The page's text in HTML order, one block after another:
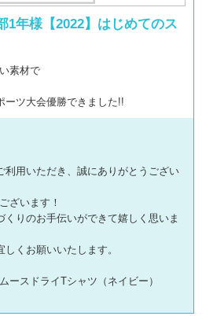
1年様【2022】はじめてのス
素材で
ーツ大会優勝できました!!
利用いただき、誠にありがとうござい
ざいます！
りのお手伝いができて嬉しく思いま
くお願いいたします。
ースドライTシャツ（ネイビー）